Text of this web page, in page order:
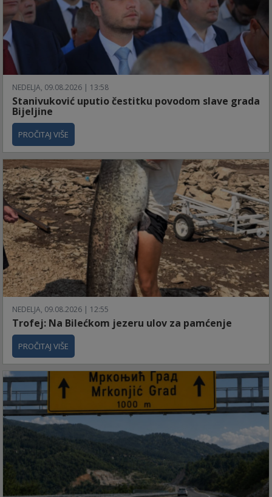
NEDELJA, 09.08.2026 | 13:58
Stanivuković uputio čestitku povodom slave grada
Bijeljine
PROČITAJ VIŠE
NEDELJA, 09.08.2026 | 12:55
Trofej: Na Bilećkom jezeru ulov za pamćenje
PROČITAJ VIŠE